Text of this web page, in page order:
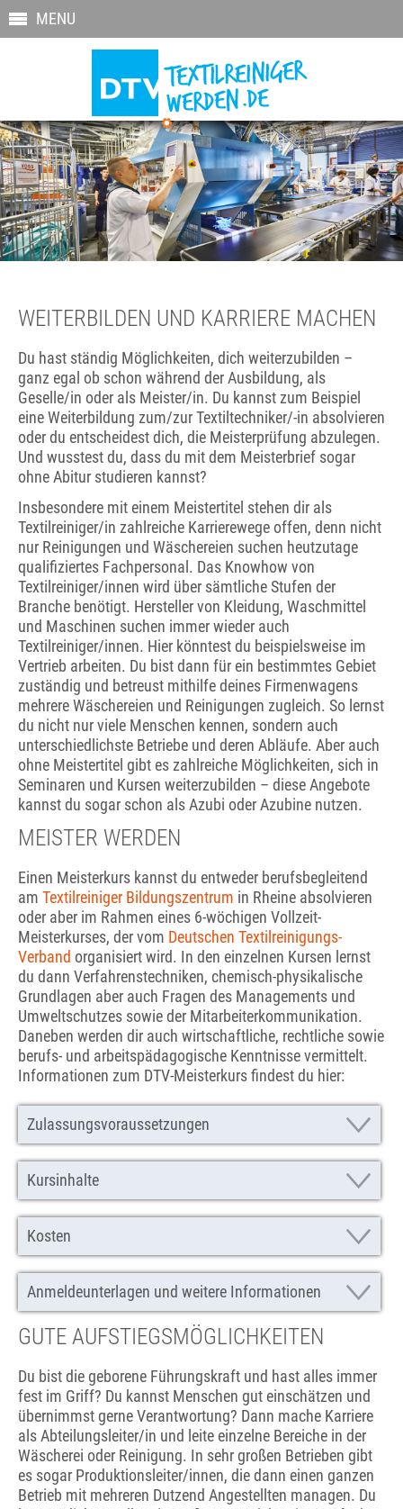
MENU
WEITERBILDEN UND KARRIERE MACHEN
Du hast ständig Möglichkeiten, dich weiterzubilden –
ganz egal ob schon während der Ausbildung, als
Geselle/in oder als Meister/in. Du kannst zum Beispiel
eine Weiterbildung zum/zur Textiltechniker/-in absolvieren
oder du entscheidest dich, die Meisterprüfung abzulegen.
Und wusstest du, dass du mit dem Meisterbrief sogar
ohne Abitur studieren kannst?
Insbesondere mit einem Meistertitel stehen dir als
Textilreiniger/in zahlreiche Karrierewege offen, denn nicht
nur Reinigungen und Wäschereien suchen heutzutage
qualifiziertes Fachpersonal. Das Knowhow von
Textilreiniger/innen wird über sämtliche Stufen der
Branche benötigt. Hersteller von Kleidung, Waschmittel
und Maschinen suchen immer wieder auch
Textilreiniger/innen. Hier könntest du beispielsweise im
Vertrieb arbeiten. Du bist dann für ein bestimmtes Gebiet
zuständig und betreust mithilfe deines Firmenwagens
mehrere Wäschereien und Reinigungen zugleich. So lernst
du nicht nur viele Menschen kennen, sondern auch
unterschiedlichste Betriebe und deren Abläufe. Aber auch
ohne Meistertitel gibt es zahlreiche Möglichkeiten, sich in
Seminaren und Kursen weiterzubilden – diese Angebote
kannst du sogar schon als Azubi oder Azubine nutzen.
MEISTER WERDEN
Einen Meisterkurs kannst du entweder berufsbegleitend
am Textilreiniger Bildungszentrum in Rheine absolvieren
oder aber im Rahmen eines 6-wöchigen Vollzeit-
Meisterkurses, der vom Deutschen Textilreinigungs-
Verband organisiert wird. In den einzelnen Kursen lernst
du dann Verfahrenstechniken, chemisch-physikalische
Grundlagen aber auch Fragen des Managements und
Umweltschutzes sowie der Mitarbeiterkommunikation.
Daneben werden dir auch wirtschaftliche, rechtliche sowie
berufs- und arbeitspädagogische Kenntnisse vermittelt.
Informationen zum DTV-Meisterkurs findest du hier:
Zulassungsvoraussetzungen
Kursinhalte
Kosten
Anmeldeunterlagen und weitere Informationen
GUTE AUFSTIEGSMÖGLICHKEITEN
Du bist die geborene Führungskraft und hast alles immer
fest im Griff? Du kannst Menschen gut einschätzen und
übernimmst gerne Verantwortung? Dann mache Karriere
als Abteilungsleiter/in und leite einzelne Bereiche in der
Wäscherei oder Reinigung. In sehr großen Betrieben gibt
es sogar Produktionsleiter/innen, die dann einen ganzen
Betrieb mit mehreren Dutzend Angestellten managen. Du